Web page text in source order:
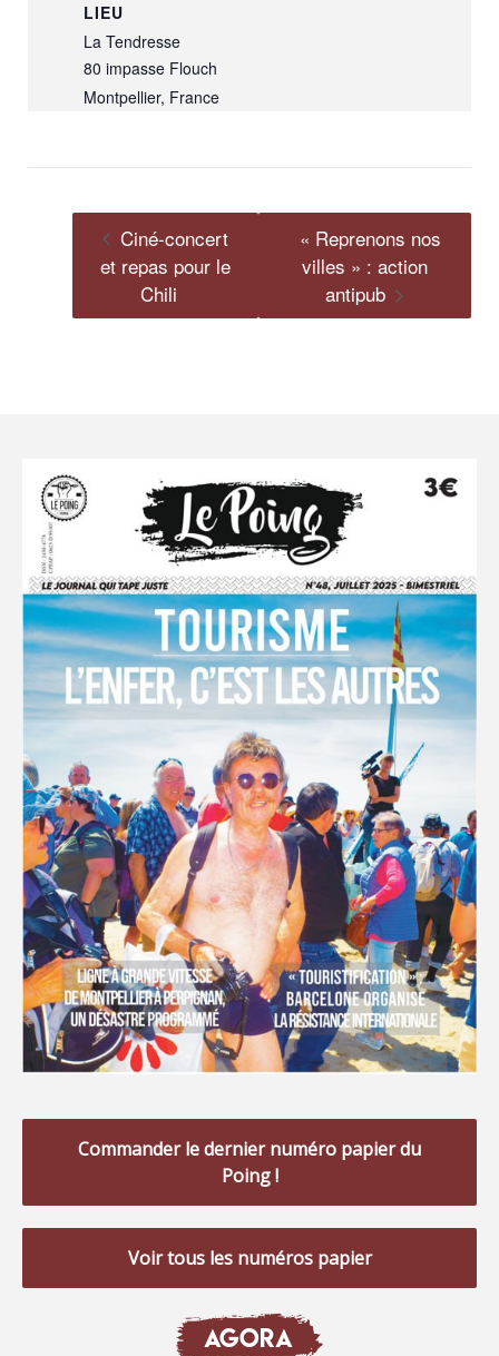
LIEU
La Tendresse
80 impasse Flouch
Montpellier, France
Ciné-concert
et repas pour le
Chili
« Reprenons nos
villes » : action
antipub
Commander le dernier numéro papier du
Poing !
Voir tous les numéros papier
AGORA